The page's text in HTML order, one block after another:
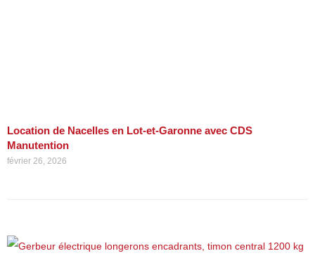
Location de Nacelles en Lot-et-Garonne avec CDS
Manutention
février 26, 2026